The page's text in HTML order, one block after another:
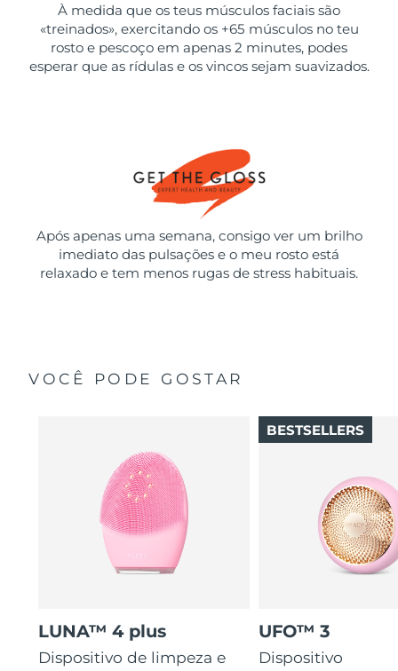
À medida que os teus músculos faciais são
«treinados», exercitando os +65 músculos no teu
rosto e pescoço em apenas 2 minutes, podes
esperar que as rídulas e os vincos sejam suavizados.
Após apenas uma semana, consigo ver um brilho
imediato das pulsações e o meu rosto está
relaxado e tem menos rugas de stress habituais.
VOCÊ PODE GOSTAR
LUNA™ 4 plus
Dispositivo de limpeza e
UFO™ 3
Dispositivo
BESTSELLERS